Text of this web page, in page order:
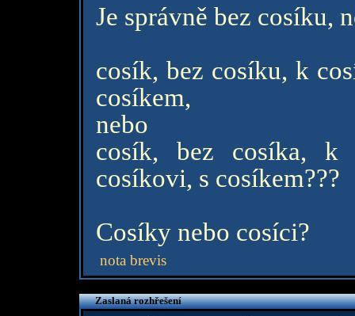
Je správně bez cosíku,
cosík, bez cosíku, k
cosíkem,
nebo
cosík, bez cosíka, k
cosíkovi, s cosíkem???
Cosíky nebo cosíci?
nota brevis
Zaslaná rozhřešení